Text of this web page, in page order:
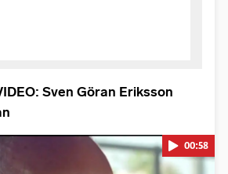
Sven Göran Eriksson
00:58